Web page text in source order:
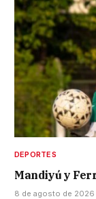
DEPORTES
Mandiyú y
8 de agosto de 2026